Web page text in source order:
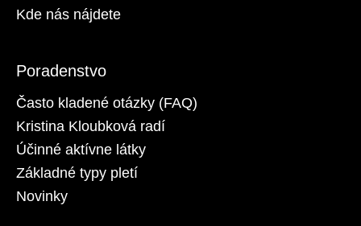
Kde nás nájdete
Poradenstvo
Často kladené otázky (FAQ)
Kristina Kloubková radí
Účinné aktívne látky
Základné typy pletí
Novinky